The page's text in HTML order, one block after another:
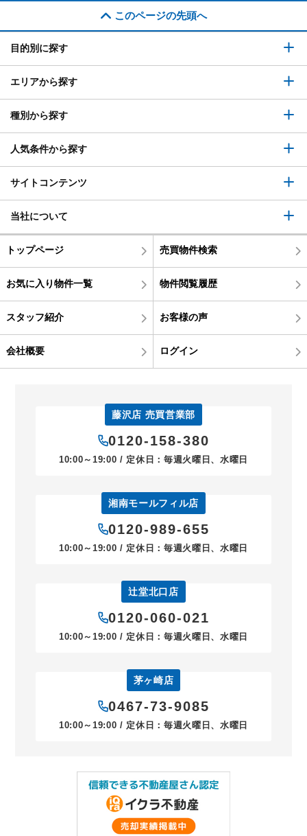
このページの先頭へ
目的別に探す
エリアから探す
種別から探す
人気条件から探す
サイトコンテンツ
当社について
トップページ 売買物件検索
お気に入り物件一覧 物件閲覧履歴
スタッフ紹介 お客様の声
会社概要 ログイン
藤沢店 売買営業部
0120-158-380
10:00～19:00 / 定休日：毎週火曜日、水曜日
湘南モールフィル店
0120-989-655
10:00～19:00 / 定休日：毎週火曜日、水曜日
辻堂北口店
0120-060-021
10:00～19:00 / 定休日：毎週火曜日、水曜日
茅ヶ崎店
0467-73-9085
10:00～19:00 / 定休日：毎週火曜日、水曜日